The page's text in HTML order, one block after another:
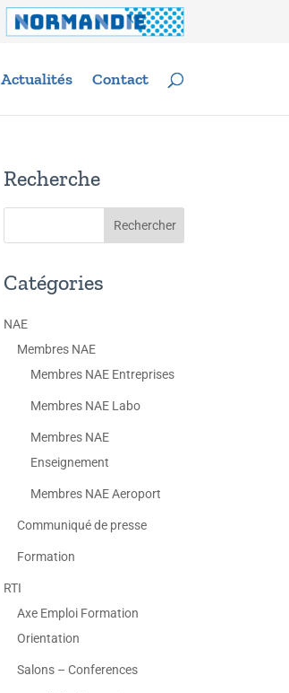
Actualités Contact
Recherche
Catégories
NAE
Membres NAE
Membres NAE Entreprises
Membres NAE Labo
Membres NAE
Enseignement
Membres NAE Aeroport
Communiqué de presse
Formation
RTI
Axe Emploi Formation
Orientation
Salons – Conferences